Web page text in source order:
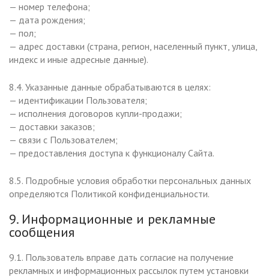
— номер телефона;
— дата рождения;
— пол;
— адрес доставки (страна, регион, населенный пункт, улица,
индекс и иные адресные данные).
8.4. Указанные данные обрабатываются в целях:
— идентификации Пользователя;
— исполнения договоров купли-продажи;
— доставки заказов;
— связи с Пользователем;
— предоставления доступа к функционалу Сайта.
8.5. Подробные условия обработки персональных данных
определяются Политикой конфиденциальности.
9. Информационные и рекламные
сообщения
9.1. Пользователь вправе дать согласие на получение
рекламных и информационных рассылок путем установки